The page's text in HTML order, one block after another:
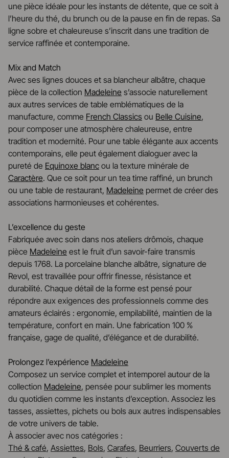
une pièce idéale pour les instants de détente, que ce soit à
l’heure du thé, du brunch ou de la pause en fin de repas. Sa
ligne sobre et chaleureuse s’inscrit dans une tradition de
service raffinée et contemporaine.
Mix and Match
Avec ses lignes douces et sa blancheur albâtre, chaque
pièce de la collection Madeleine s’associe naturellement
aux autres services de table emblématiques de la
manufacture, comme French Classics ou Belle Cuisine,
pour composer une atmosphère chaleureuse, entre
tradition et modernité. Pour une table élégante aux accents
contemporains, elle peut également dialoguer avec la
pureté de Equinoxe blanc ou la texture minérale de
Caractère. Que ce soit pour un tea time raffiné, un brunch
ou une table de restaurant, Madeleine permet de créer des
associations harmonieuses et cohérentes.
L’excellence du geste
Fabriquée avec soin dans nos ateliers drômois, chaque
pièce Madeleine est le fruit d’un savoir-faire transmis
depuis 1768. La porcelaine blanche albâtre, signature de
Revol, est travaillée pour offrir finesse, résistance et
durabilité. Chaque détail de la forme est pensé pour
répondre aux exigences des professionnels comme des
amateurs éclairés : ergonomie, empilabilité, maintien de la
température, confort en main. Une fabrication 100 %
française, gage de qualité, d’élégance et de durabilité.
Prolongez l’expérience Madeleine
Composez un service complet et intemporel autour de la
collection Madeleine, pensée pour sublimer les moments
du quotidien comme les instants d’exception. Associez les
tasses, assiettes, pichets ou bols aux autres indispensables
de votre univers de table.
À associer avec nos catégories :
Thé & café, Assiettes, Bols, Carafes, Beurriers, Couverts de